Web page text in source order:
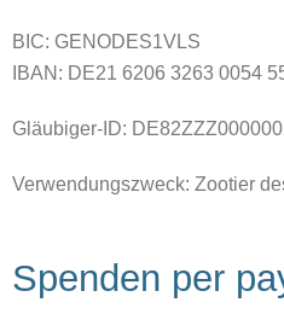
BIC: GENODES1VLS
IBAN: DE21 6206 3263 0054
Gläubiger-ID:
Verwendungszweck: Zootier
Spenden per